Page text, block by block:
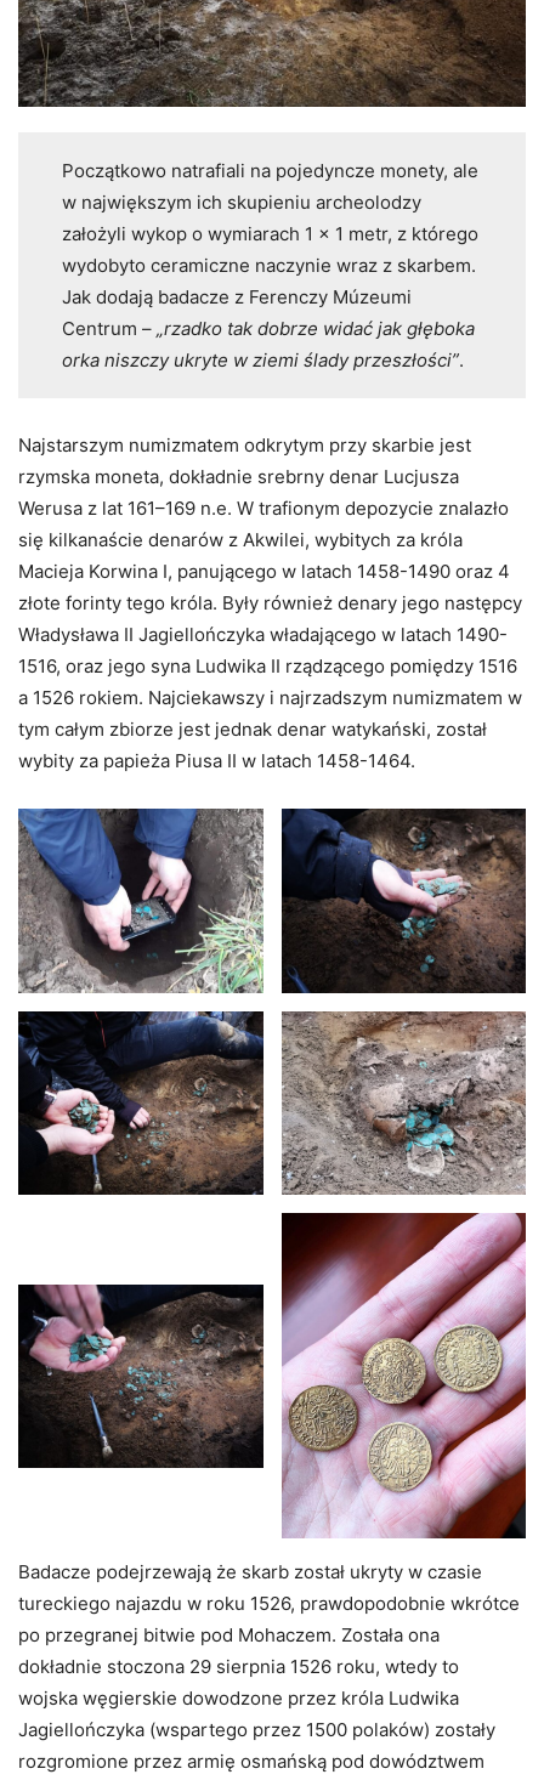
Początkowo natrafiali na pojedyncze monety, ale
w największym ich skupieniu archeolodzy
założyli wykop o wymiarach 1 x 1 metr, z którego
wydobyto ceramiczne naczynie wraz z skarbem.
Jak dodają badacze z Ferenczy Múzeumi
Centrum – „rzadko tak dobrze widać jak głęboka
orka niszczy ukryte w ziemi ślady przeszłości”.
Najstarszym numizmatem odkrytym przy skarbie jest
rzymska moneta, dokładnie srebrny denar Lucjusza
Werusa z lat 161–169 n.e. W trafionym depozycie znalazło
się kilkanaście denarów z Akwilei, wybitych za króla
Macieja Korwina I, panującego w latach 1458-1490 oraz 4
złote forinty tego króla. Były również denary jego następcy
Władysława II Jagiellończyka władającego w latach 1490-
1516, oraz jego syna Ludwika II rządzącego pomiędzy 1516
a 1526 rokiem. Najciekawszy i najrzadszym numizmatem w
tym całym zbiorze jest jednak denar watykański, został
wybity za papieża Piusa II w latach 1458-1464.
Badacze podejrzewają że skarb został ukryty w czasie
tureckiego najazdu w roku 1526, prawdopodobnie wkrótce
po przegranej bitwie pod Mohaczem. Została ona
dokładnie stoczona 29 sierpnia 1526 roku, wtedy to
wojska węgierskie dowodzone przez króla Ludwika
Jagiellończyka (wspartego przez 1500 polaków) zostały
rozgromione przez armię osmańską pod dowództwem